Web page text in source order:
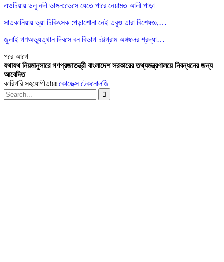
এওচিয়ায় ডলু নদী ভাঙ্গন:ভেসে যেতে পারে নেয়ামত আলী পাড়া
সাতকানিয়ায় ভূয়া চিকিৎসক :পড়াশোনা নেই তবুও তারা বিশেষজ্ঞ,…
জুলাই গণঅভ্যুত্থান দিবসে বন বিভাগ চট্টগ্রাম অঞ্চলের শ্রদ্ধা…
পরেআগে
যথাযথ নিয়মানুসারে গণপ্রজাতন্ত্রী বাংলাদেশ সরকারের তথ্যমন্ত্রণালয়ে নিবন্ধনের জন্য
আবেদিত
কারিগরি সহযোগীতায়ঃ কোডেক্স টেকনোলজি